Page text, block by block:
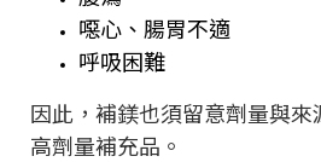
噁心、腸胃不適
呼吸困難
因此，補鎂也須留意劑量與
高劑量補充品。